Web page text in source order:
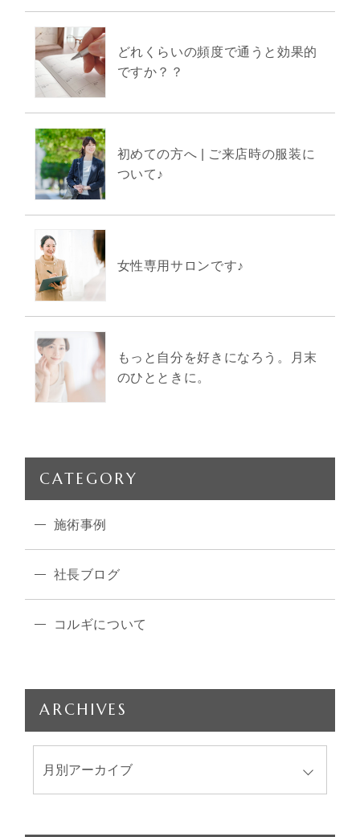
どれくらいの頻度で通うと効果的
ですか？？
初めての方へ | ご来店時の服装に
ついて♪
女性専用サロンです♪
もっと自分を好きになろう。月末
のひとときに。
CATEGORY
施術事例
社長ブログ
コルギについて
ARCHIVES